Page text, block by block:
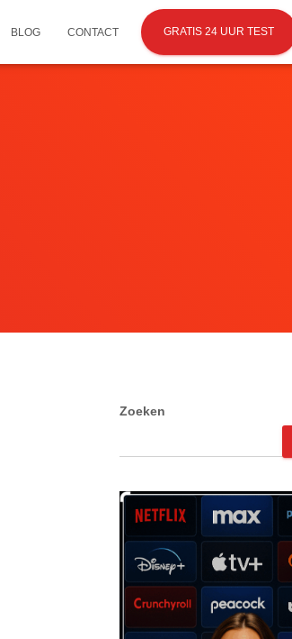
BLOG CONTACT GRATIS 24 UUR TEST
Zoeken